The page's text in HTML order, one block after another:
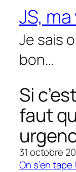
contenu
JS, ma
Je sais
bon…
Si
faut
31 octobre
On s’en tape !